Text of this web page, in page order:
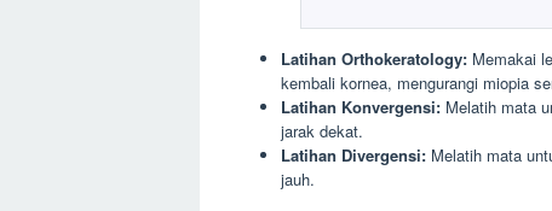
Latihan Orthokeratology: Memakai
kembali kornea, mengurangi miopia
Latihan Konvergensi: Melatih mata
jarak dekat.
Latihan Divergensi: Melatih mata
jauh.